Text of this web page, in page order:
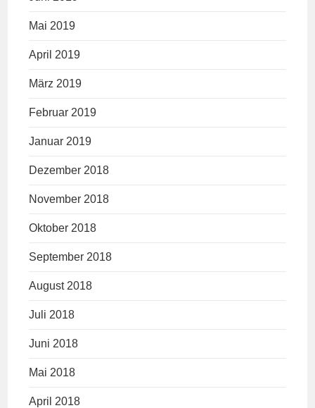
Mai 2019
April 2019
März 2019
Februar 2019
Januar 2019
Dezember 2018
November 2018
Oktober 2018
September 2018
August 2018
Juli 2018
Juni 2018
Mai 2018
April 2018